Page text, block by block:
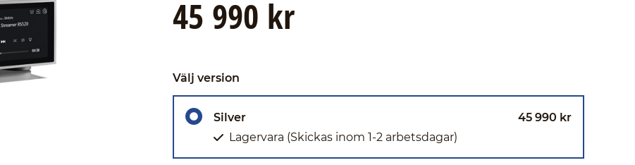
45 990 kr
Välj version
Silver
45 990 kr
Lagervara (Skickas inom 1-2 arbetsdagar)